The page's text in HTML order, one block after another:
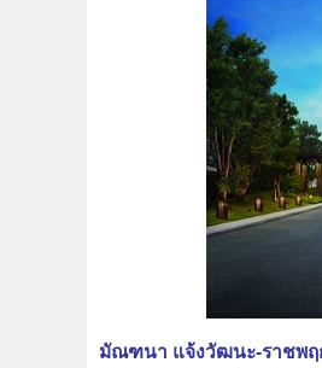
มัณฑนา แจ้งวัฒนะ-ราชพฤ